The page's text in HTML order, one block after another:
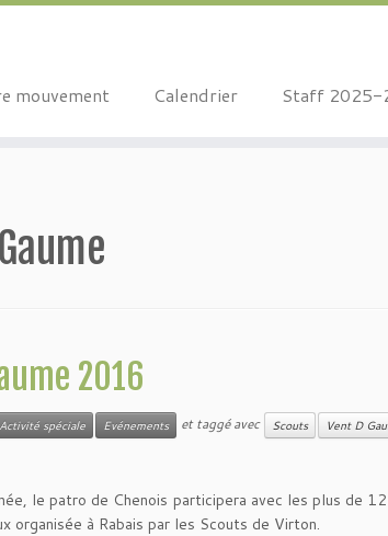
mouvement Calendrier Staff 2025-
2016
Activité spéciale Evénements et taggé avec Scouts Vent D
le patro de Chenois participera avec les plus de
organisée à Rabais par les Scouts de Virton.